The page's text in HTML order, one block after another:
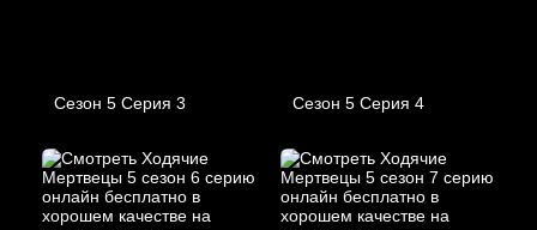
Сезон 5 Серия 3 Сезон 5 Серия 4